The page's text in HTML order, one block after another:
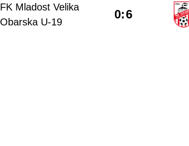
FK Mladost Velika
Obarska U-19
0:6